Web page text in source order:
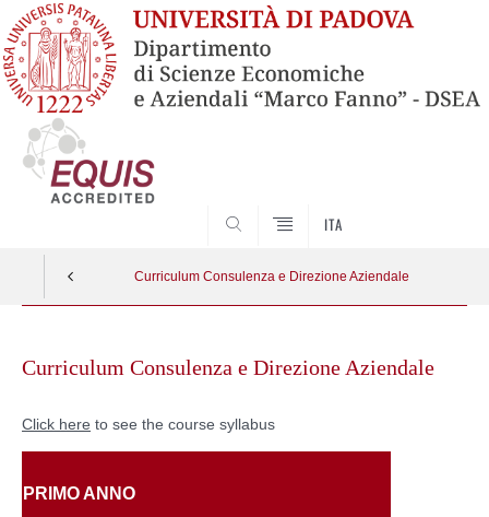
ITA
Curriculum Consulenza e Direzione Aziendale
contentCurriculum Consulenza e Direzione Aziendale
Click here to see the course syllabus
PRIMO ANNO